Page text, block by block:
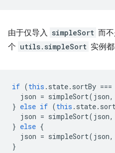
由于仅导入 simpleSort 而
个 utils.simpleSort 实例
if (this . state. sortBy ===
json = simpleSort( json,
} else if (this . state.
json = simpleSort( json,
} else {
json = simpleSort( json,
}